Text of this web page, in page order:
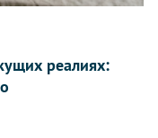
реалиях: